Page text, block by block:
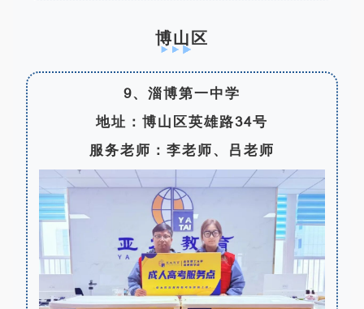
博山区
9、淄博第一中学
地址：博山区英雄路34号
服务老师：李老师、吕老师